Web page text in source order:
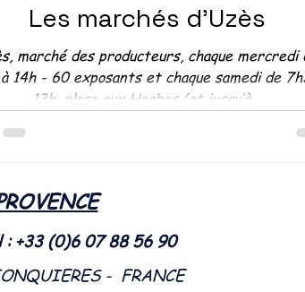
Les marchés d'Uzès
marché des producteurs, chaque mercredi
14h - 60 exposants et chaque samedi de
13h, place aux Herbes (et jusqu’à...
: +33 (0)6 07 88 56 90
- FRANCE